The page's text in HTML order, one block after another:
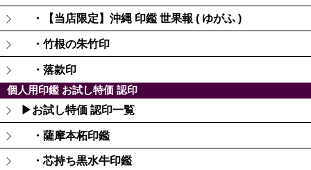
・【当店限定】沖縄 印鑑 世果報 ( ゆがふ )
・竹根の朱竹印
・落款印
個人用印鑑 お試し特価 認印
▶お試し特価 認印一覧
・薩摩本柘印鑑
・芯持ち黒水牛印鑑